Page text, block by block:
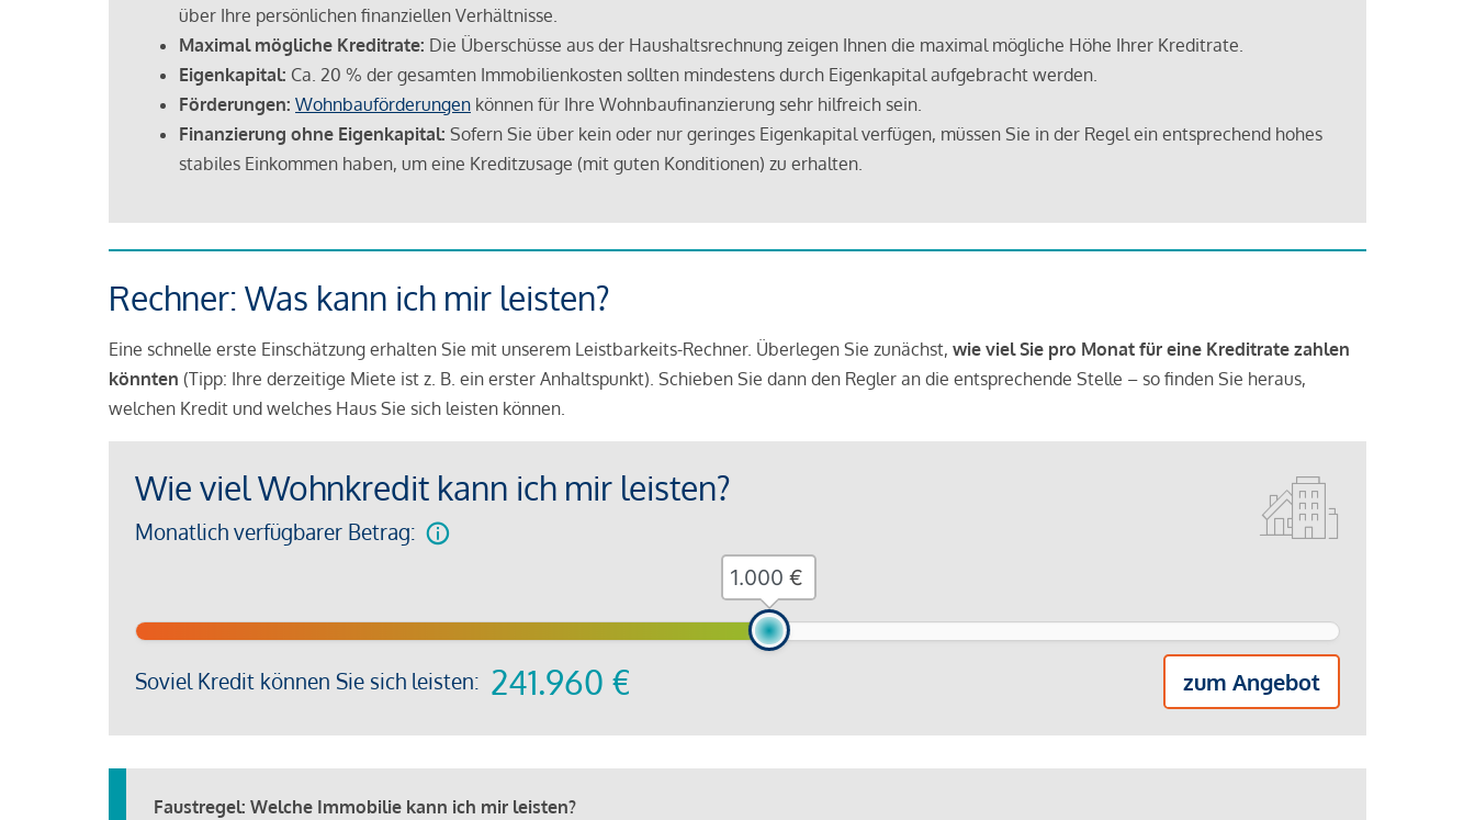
über Ihre persönlichen finanziellen Verhältnisse.
Maximal mögliche Kreditrate: Die Überschüsse aus der Haushaltsrechnung zeigen Ihnen die maximal mögliche Höhe Ihrer Kreditrate.
Eigenkapital: Ca. 20 % der gesamten Immobilienkosten sollten mindestens durch Eigenkapital aufgebracht werden.
Förderungen: Wohnbauförderungen können für Ihre Wohnbaufinanzierung sehr hilfreich sein.
Finanzierung ohne Eigenkapital: Sofern Sie über kein oder nur geringes Eigenkapital verfügen, müssen Sie in der Regel ein entsprechend hohes
stabiles Einkommen haben, um eine Kreditzusage (mit guten Konditionen) zu erhalten.
Rechner: Was kann ich mir leisten?
Eine schnelle erste Einschätzung erhalten Sie mit unserem Leistbarkeits-Rechner. Überlegen Sie zunächst, wie viel Sie pro Monat für eine Kreditrate zahlen
könnten (Tipp: Ihre derzeitige Miete ist z. B. ein erster Anhaltspunkt). Schieben Sie dann den Regler an die entsprechende Stelle – so finden Sie heraus,
welchen Kredit und welches Haus Sie sich leisten können.
Wie viel Wohnkredit kann ich mir leisten?
Monatlich verfügbarer Betrag:
Soviel Kredit können Sie sich leisten: 241.960 € zum Angebot
€
Faustregel: Welche Immobilie kann ich mir leisten?